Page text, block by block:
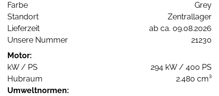
Farbe
Grey
Standort
Zentrallager
Lieferzeit
ab ca. 09.08.2026
Unsere Nummer
21230
Motor:
kW / PS
294 kW / 400 PS
Hubraum
2.480 cm³
Umweltnormen: